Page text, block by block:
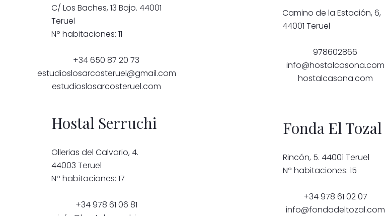
C/ Los Baches, 13 Bajo. 44001
Teruel
Nº habitaciones: 11
+34 650 87 20 73
estudioslosarcosteruel@gmail.com
estudioslosarcosteruel.com
Camino de la Estación, 6,
44001 Teruel
978602866
info@hostalcasona.com
hostalcasona.com
Hostal Serruchi
Ollerias del Calvario, 4.
44003 Teruel
Nº habitaciones: 17
+34 978 61 06 81
Fonda El Tozal
Rincón, 5. 44001 Teruel
Nº habitaciones: 15
+34 978 61 02 07
info@fondadeltozal.com